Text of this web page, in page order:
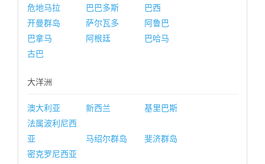
危地马拉
巴巴多斯
巴西
开曼群岛
萨尔瓦多
阿鲁巴
巴拿马
阿根廷
巴哈马
古巴
大洋洲
澳大利亚 新西兰
基里巴斯
法属波利尼西
亚
马绍尔群岛
斐济群岛
密克罗尼西亚